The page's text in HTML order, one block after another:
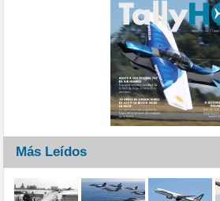
Más Leídos